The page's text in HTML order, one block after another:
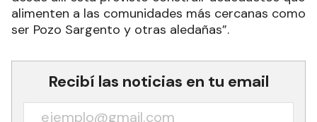
alimenten a las comunidades más cercanas como
ser Pozo Sargento y otras aledañas”.
Recibí las noticias en tu email